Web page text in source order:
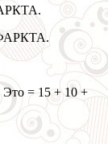
= 15 + 10 +